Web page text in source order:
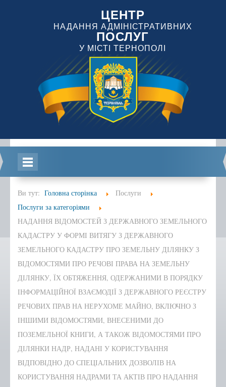
ЦЕНТР
НАДАННЯ АДМІНІСТРАТИВНИХ
ПОСЛУГ
У МІСТІ ТЕРНОПОЛІ
Головна
Інформація
Положення, Регламент
Структура
Графік роботи
Новини центру
Новини Тернопільської
міської ради
Сертифікати
Корисна інформація
Віддалені робочі місця адміністраторів ЦНАП
с.Курівці
Ви тут: Головна сторінка
Послуги
Послуги за категоріями
НАДАННЯ ВІДОМОСТЕЙ З ДЕРЖАВНОГО ЗЕМЕЛЬНОГО
КАДАСТРУ У ФОРМІ ВИТЯГУ З ДЕРЖАВНОГО
ЗЕМЕЛЬНОГО КАДАСТРУ ПРО ЗЕМЕЛЬНУ ДІЛЯНКУ З
ВІДОМОСТЯМИ ПРО РЕЧОВІ ПРАВА НА ЗЕМЕЛЬНУ
ДІЛЯНКУ, ЇХ ОБТЯЖЕННЯ, ОДЕРЖАНИМИ В ПОРЯДКУ
ІНФОРМАЦІЙНОЇ ВЗАЄМОДІЇ З ДЕРЖАВНОГО РЕЄСТРУ
РЕЧОВИХ ПРАВ НА НЕРУХОМЕ МАЙНО, ВКЛЮЧНО З
ІНШИМИ ВІДОМОСТЯМИ, ВНЕСЕНИМИ ДО
ПОЗЕМЕЛЬНОЇ КНИГИ, А ТАКОЖ ВІДОМОСТЯМИ ПРО
ДІЛЯНКИ НАДР, НАДАНІ У КОРИСТУВАННЯ
ВІДПОВІДНО ДО СПЕЦІАЛЬНИХ ДОЗВОЛІВ НА
КОРИСТУВАННЯ НАДРАМИ ТА АКТІВ ПРО НАДАННЯ